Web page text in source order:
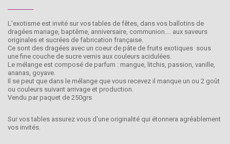
L'exotisme est invité sur vos tables de fêtes, dans vos ballotins de
dragées mariage, baptême, anniversaire, communion.... aux saveurs
originales et sucrées de fabrication française.
Ce sont des dragées avec un coeur de pâte de fruits exotiques sous
une fine couche de sucre vernis aux couleurs acidulées.
Le mélange est composé de parfum : mangue, litchis, passion, vanille,
ananas, goyave.
Il se peut que dans le mélange que vous recevez il manque un ou 2 goût
ou couleurs suivant arrivage et production.
Vendu par paquet de 250grs
Sur vos tables assurez vous d'une originalité qui étonnera agréablement
vos invités.